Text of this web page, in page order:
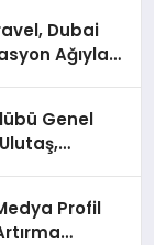
Dubai
Ağıyla
Genel
Profil